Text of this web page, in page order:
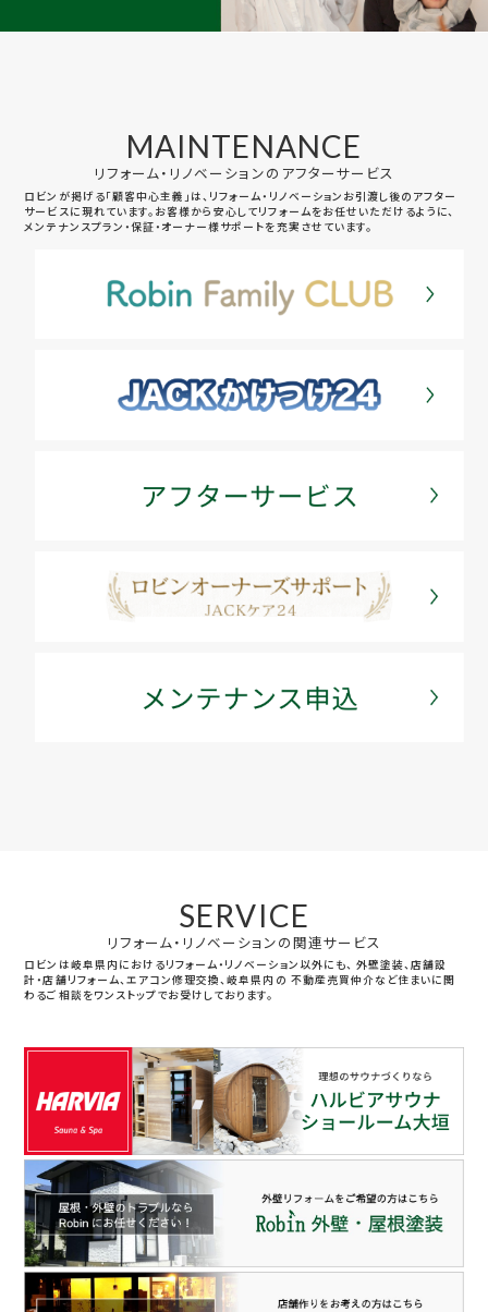
MAINTENANCE
リフォーム・リノベーションのアフターサービス
ロビンが掲げる「顧客中心主義」は、リフォーム・リノベーションお引渡し後のアフター
サービスに現れています。お客様から安心してリフォームをお任せいただけるように、
メンテナンスプラン・保証・オーナー様サポートを充実させています。
SERVICE
リフォーム・リノベーションの関連サービス
ロビンは岐阜県内におけるリフォーム・リノベーション以外にも、 外壁塗装、店舗設
計・店舗リフォーム、エアコン修理交換、岐阜県内の 不動産売買仲介など住まいに関
わるご相談をワンストップでお受けしております。